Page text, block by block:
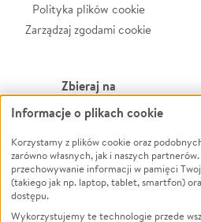
Polityka plików cookie
Zarządzaj zgodami cookie
Zbieraj na
Leczenie
Zwierzęta
Pożar
Ukraina
Informacje o plikach cookie
Korzystamy z plików cookie oraz
zarówno własnych, jak i naszych
przechowywanie informacji w pamięci
(takiego jak np. laptop, tablet, smartfon)
dostępu.
Wykorzystujemy te technologie przede